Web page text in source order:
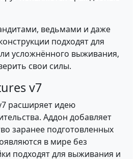
ведьмами и даже
подходят для
усложнённого выживания,
свои силы.
v7
расширяет идею
Аддон добавляет
заранее подготовленных
в мире без
подходят для выживания и